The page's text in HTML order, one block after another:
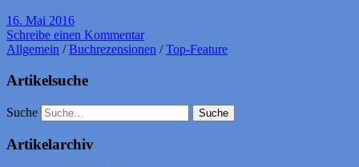
16. Mai 2016
Schreibe einen Kommentar
Allgemein /Buchrezensionen /Top-Feature
Artikelsuche
Suche
Artikelarchiv